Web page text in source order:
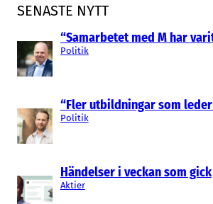
SENASTE NYTT
“Samarbetet med M har
Politik
“Fler utbildningar som
Politik
Händelser i veckan som gick
Aktier